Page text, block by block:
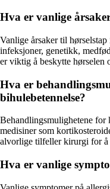
Hva er vanlige
Vanlige årsaker til
infeksjoner, genetikk,
er viktig å beskytte hørselen
Hva er
bihulebetennelse?
Behandlingsmulighetene for
medisiner som
alvorlige tilfeller kirurgi for
Hva er vanlige